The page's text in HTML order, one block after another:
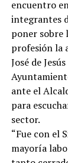
encuentro
integrantes
poner sobre
profesión la
José de
ante el
para
sector.
“Fue con el
mayoría